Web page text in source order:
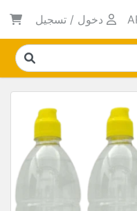
دخول / تسجيل